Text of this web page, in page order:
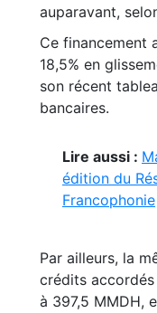
auparavant,
Ce financement
18,5% en
son récent
bancaires.
Lire aussi :
édition du
Francophonie
Par ailleurs, la
crédits
à 397,5 MMDH,